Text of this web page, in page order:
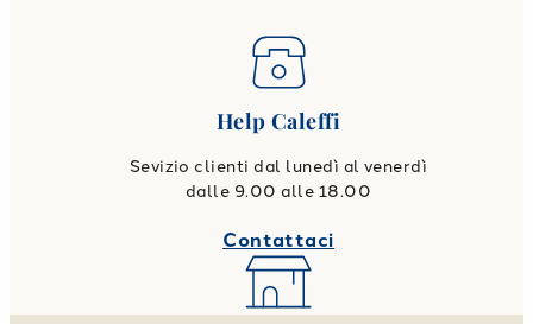
Help Caleffi
Sevizio clienti dal lunedì al venerdì
dalle 9.00 alle 18.00
Contattaci